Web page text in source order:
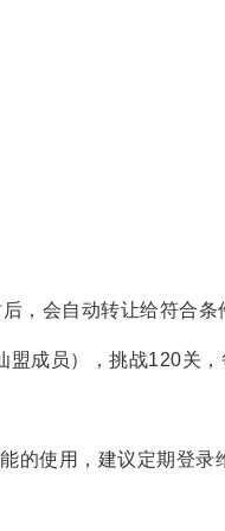
，会自动转让给符合条
盟成员），挑战120关
的使用，建议定期登录